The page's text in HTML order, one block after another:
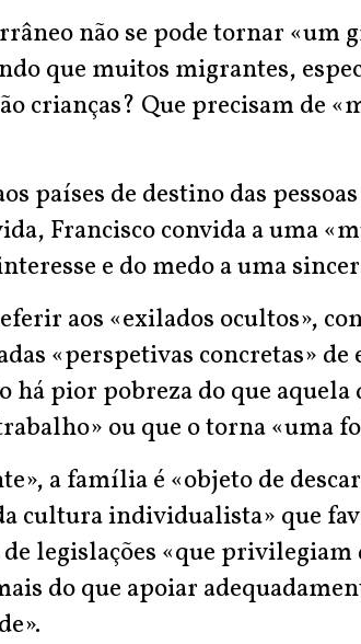
não se pode tornar «um
que muitos migrantes,
crianças? Que precisam de
países de destino das
Francisco convida a uma
e do medo a uma
aos «exilados ocultos»,
«perspetivas concretas»
há pior pobreza do que
ou que o torna «uma
a família é «objeto de
cultura individualista» que
legislações «que privilegiam
do que apoiar